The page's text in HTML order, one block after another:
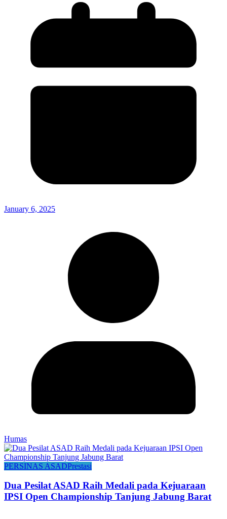
January 6, 2025
Humas
PERSINAS ASADPrestasi
Dua Pesilat ASAD Raih Medali pada Kejuaraan
IPSI Open Championship Tanjung Jabung Barat